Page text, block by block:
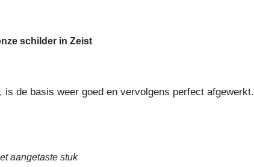
schilder in Zeist
is de basis weer goed en vervolgens perfect afgewerkt.
aangetaste stuk